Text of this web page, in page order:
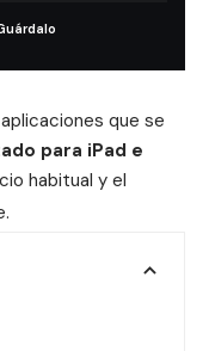
que se
para iPad e
habitual y el
.